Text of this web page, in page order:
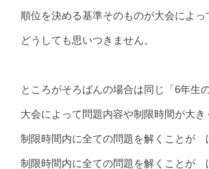
順位を決める基準そのものが大会によ
どうしても思いつきません。
ところがそろばんの場合は同じ「6年生
大会によって問題内容や制限時間が大
制限時間内に全ての問題を解くことが
制限時間内に全ての問題を解くことが